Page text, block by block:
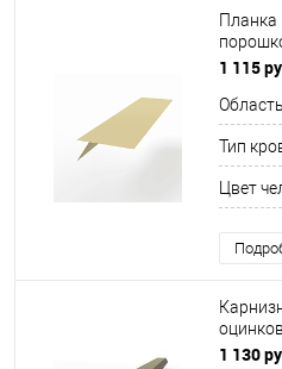
Планка
RAL
1 115
Тип
Цвет
1 130